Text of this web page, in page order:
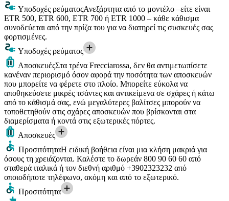
Υποδοχές ρεύματοςΑνεξάρτητα από το μοντέλο –είτε είναι
ETR 500, ETR 600, ETR 700 ή ETR 1000 – κάθε κάθισμα
συνοδεύεται από την πρίζα του για να διατηρεί τις συσκευές σας
φορτισμένες.
Υποδοχές ρεύματος
ΑποσκευέςΣτα τρένα Frecciarossa, δεν θα αντιμετωπίσετε
κανέναν περιορισμό όσον αφορά την ποσότητα των αποσκευών
που μπορείτε να φέρετε στο πλοίο. Μπορείτε εύκολα να
αποθηκεύσετε μικρές τσάντες και αντικείμενα σε σχάρες ή κάτω
από το κάθισμά σας, ενώ μεγαλύτερες βαλίτσες μπορούν να
τοποθετηθούν στις σχάρες αποσκευών που βρίσκονται στα
διαμερίσματα ή κοντά στις εξωτερικές πόρτες.
Αποσκευές
ΠροσιτότηταΗ ειδική βοήθεια είναι μια κλήση μακριά για
όσους τη χρειάζονται. Καλέστε το δωρεάν 800 90 60 60 από
σταθερά ιταλικά ή τον διεθνή αριθμό +3902323232 από
οποιοδήποτε τηλέφωνο, ακόμη και από το εξωτερικό.
Προσιτότητα